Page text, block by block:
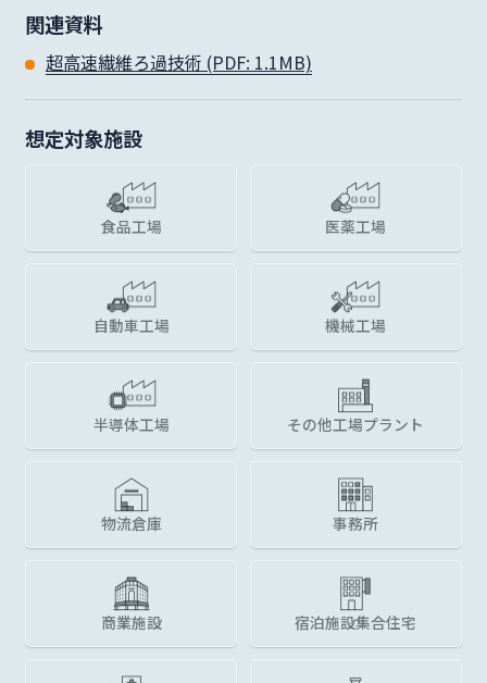
関連資料
超高速繊維ろ過技術 (PDF: 1.1MB)
想定対象施設
食品工場 医薬工場
自動車工場 機械工場
半導体工場 その他工場プラント
物流倉庫 事務所
商業施設 宿泊施設集合住宅